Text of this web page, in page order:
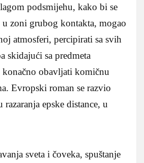
podsmijehu, kako bi se
u zoni grubog kontakta, mogao
atmosferi, percipirati sa svih
skidajući sa predmeta
obavljati komičnu
Evropski roman se razvio
razaranja epske distance, u
sveta i čoveka, spuštanje